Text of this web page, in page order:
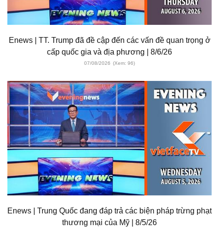
Enews | TT. Trump đã đề cập đến các vấn đề quan trọng ở
cấp quốc gia và địa phương | 8/6/26
07/08/2026 (Xem: 96)
Enews | Trung Quốc đang đáp trả các biện pháp trừng phạt
thương mại của Mỹ | 8/5/26